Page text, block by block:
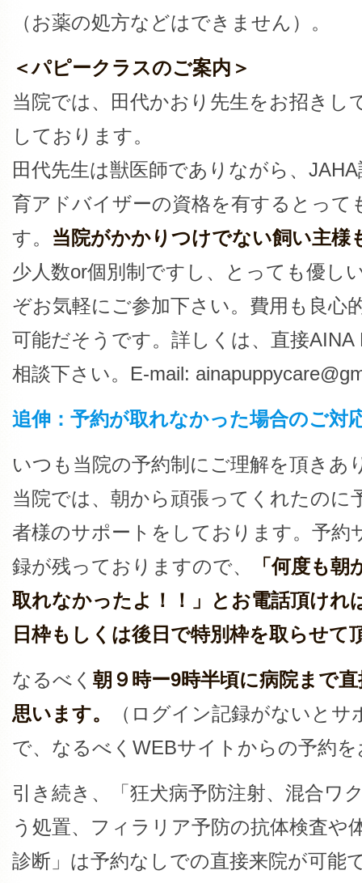
（お薬の処方などはできません）。
＜パピークラスのご案内＞
当院では、田代かおり先生をお招きし
しております。
田代先生は獣医師でありながら、
育アドバイザーの資格を有するとって
す。 当院がかかりつけでない飼い主様
少人数or個別制ですし、とっても優し
ぞお気軽にご参加下さい。費用も良心
可能だそうです。詳しくは、直接AINA
相談下さい。E-mail:
追伸：予約が取れなかった場合のご対
いつも当院の予約制にご理解を頂きあ
当院では、朝から頑張ってくれたのに
者様のサポートをしております。予約
録が残っておりますので、
「何度も
取れなかったよ！！」とお電話頂けれ
日枠もしくは後日で特別枠を取らせて
なるべく 朝９時ー9時半頃に病院まで
思います。
（ログイン記録がないと
で、なるべくWEBサイトからの予約
引き続き、「狂犬病予防注射、混合ワ
う処置、フィラリア予防の抗体検査や
診断」は予約なしでの直接来院が可能